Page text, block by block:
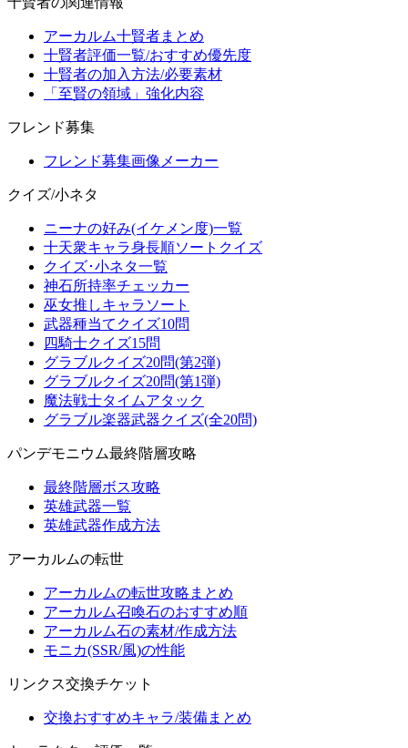
アーカルム十賢者まとめ
十賢者評価一覧/おすすめ優先度
十賢者の加入方法/必要素材
「至賢の領域」強化内容
フレンド募集
フレンド募集画像メーカー
クイズ/小ネタ
ニーナの好み(イケメン度)一覧
十天衆キャラ身長順ソートクイズ
クイズ･小ネタ一覧
神石所持率チェッカー
巫女推しキャラソート
武器種当てクイズ10問
四騎士クイズ15問
グラブルクイズ20問(第2弾)
グラブルクイズ20問(第1弾)
魔法戦士タイムアタック
グラブル楽器武器クイズ(全20問)
パンデモニウム最終階層攻略
最終階層ボス攻略
英雄武器一覧
英雄武器作成方法
アーカルムの転世
アーカルムの転世攻略まとめ
アーカルム召喚石のおすすめ順
アーカルム石の素材/作成方法
モニカ(SSR/風)の性能
リンクス交換チケット
交換おすすめキャラ/装備まとめ